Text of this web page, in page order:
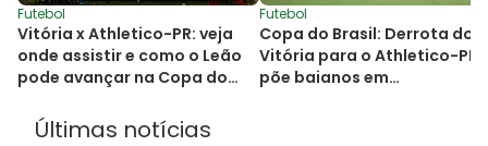
Futebol
Vitória x Athletico-PR: veja
onde assistir e como o Leão
pode avançar na Copa do
Futebol
Copa do Brasil: Derrota do
Vitória para o Athletico-PR
põe baianos em
Últimas notícias